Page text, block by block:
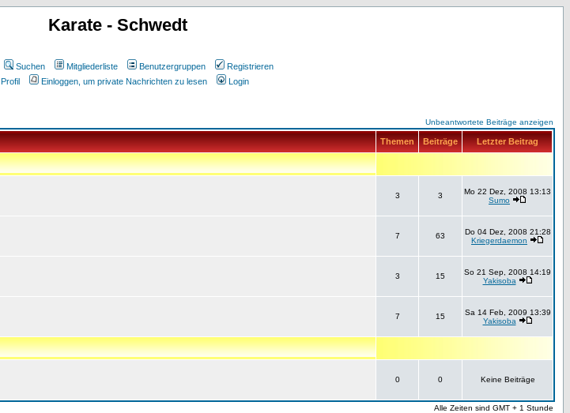
Karate - Schwedt
Suchen Mitgliederliste Benutzergruppen
Registrieren
Profil
Einloggen, um private Nachrichten zu lesen Login
Unbeantwortete Beiträge anzeigen
Themen Beiträge Letzter Beitrag
3 3
Mo 22 Dez, 2008 13:13
Sumo
7 63
Do 04 Dez, 2008 21:28
Kriegerdaemon
3 15
So 21 Sep, 2008 14:19
Yakisoba
7 15
Sa 14 Feb, 2009 13:39
Yakisoba
0 0 Keine Beiträge
Alle Zeiten sind GMT + 1 Stunde